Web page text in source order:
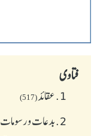
فتاوی
1. عقائد(517)
2. بدعات و رسومات